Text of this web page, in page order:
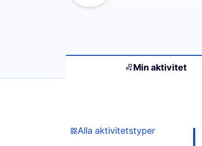
Min aktivitet
Alla aktivitetstyper
Alla aktivitetstyper